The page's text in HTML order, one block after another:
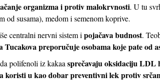
organizma i protiv malokrvnosti. U tu
od susama), medom i semenom koprive.
centralni nervni sistem i pojačava budnost.
Tucakova preporučuje osobama koje pate od
polifenoli iz kakaa sprečavaju oksidaciju LDL
koristi u kao dobar preventivni lek protiv